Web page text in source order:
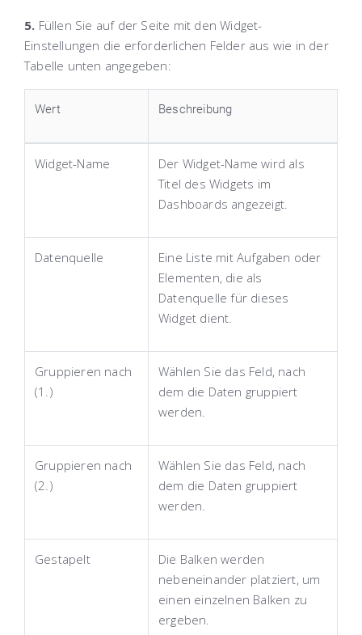
5. Füllen Sie auf der Seite mit den Widget-
Einstellungen die erforderlichen Felder aus wie in der
Tabelle unten angegeben:
Wert Beschreibung
Widget-Name
Der Widget-Name wird als
Titel des Widgets im
Dashboards angezeigt.
Datenquelle
Eine Liste mit Aufgaben oder
Elementen, die als
Datenquelle für dieses
Widget dient.
Gruppieren nach
(1.)
Wählen Sie das Feld, nach
dem die Daten gruppiert
werden.
Gruppieren nach
(2.)
Wählen Sie das Feld, nach
dem die Daten gruppiert
werden.
Gestapelt
Die Balken werden
nebeneinander platziert, um
einen einzelnen Balken zu
ergeben.